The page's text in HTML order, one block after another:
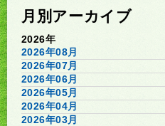
月別アーカイブ
2026年
2026年08月
2026年07月
2026年06月
2026年05月
2026年04月
2026年03月